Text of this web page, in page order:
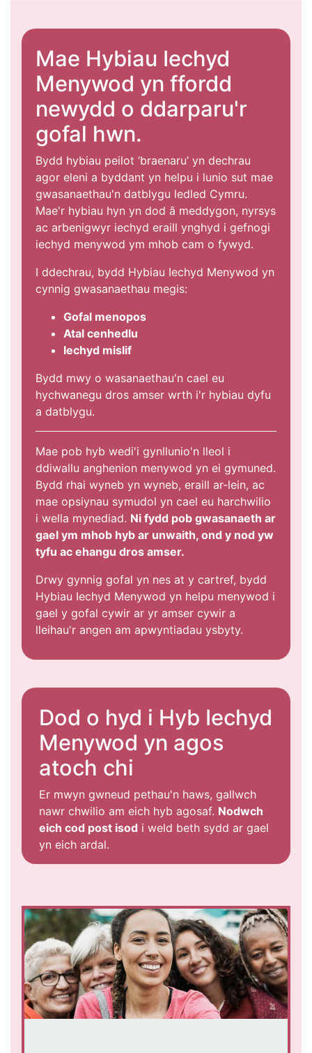
Mae Hybiau Iechyd
Menywod yn ffordd
newydd o ddarparu'r
gofal hwn.
Bydd hybiau peilot ‘braenaru’ yn dechrau
agor eleni a byddant yn helpu i lunio sut mae
gwasanaethau'n datblygu ledled Cymru.
Mae'r hybiau hyn yn dod â meddygon, nyrsys
ac arbenigwyr iechyd eraill ynghyd i gefnogi
iechyd menywod ym mhob cam o fywyd.
I ddechrau, bydd Hybiau Iechyd Menywod yn
cynnig gwasanaethau megis:
Gofal menopos
Atal cenhedlu
Iechyd mislif
Bydd mwy o wasanaethau'n cael eu
hychwanegu dros amser wrth i'r hybiau dyfu
a datblygu.
Mae pob hyb wedi'i gynllunio'n lleol i
ddiwallu anghenion menywod yn ei gymuned.
Bydd rhai wyneb yn wyneb, eraill ar-lein, ac
mae opsiynau symudol yn cael eu harchwilio
i wella mynediad. Ni fydd pob gwasanaeth ar
gael ym mhob hyb ar unwaith, ond y nod yw
tyfu ac ehangu dros amser.
Drwy gynnig gofal yn nes at y cartref, bydd
Hybiau Iechyd Menywod yn helpu menywod i
gael y gofal cywir ar yr amser cywir a
lleihau'r angen am apwyntiadau ysbyty.
Dod o hyd i Hyb Iechyd
Menywod yn agos
atoch chi
Er mwyn gwneud pethau'n haws, gallwch
nawr chwilio am eich hyb agosaf. Nodwch
eich cod post isod i weld beth sydd ar gael
yn eich ardal.